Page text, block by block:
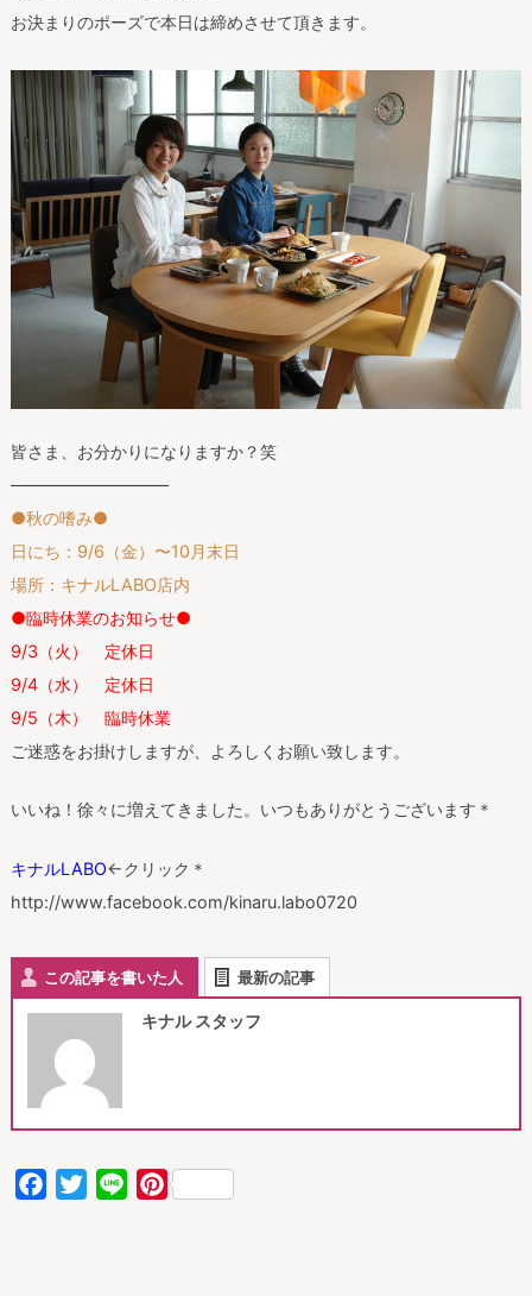
お決まりのポーズで本日は締めさせて頂きます。
皆さま、お分かりになりますか？笑
—————————–
●秋の嗜み●
日にち：9/6（金）〜10月末日
場所：キナルLABO店内
●臨時休業のお知らせ●
9/3（火） 定休日
9/4（水） 定休日
9/5（木） 臨時休業
ご迷惑をお掛けしますが、よろしくお願い致します。
いいね！徐々に増えてきました。いつもありがとうございます＊
キナルLABO←クリック＊
http://www.facebook.com/kinaru.labo0720
この記事を書いた人 最新の記事
キナル スタッフ
FacebookTwitterLine Pinterest